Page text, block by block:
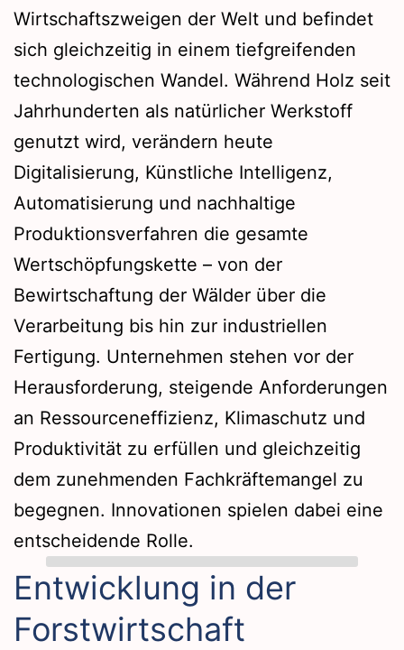
Wirtschaftszweigen der Welt und befindet
sich gleichzeitig in einem tiefgreifenden
technologischen Wandel. Während Holz seit
Jahrhunderten als natürlicher Werkstoff
genutzt wird, verändern heute
Digitalisierung, Künstliche Intelligenz,
Automatisierung und nachhaltige
Produktionsverfahren die gesamte
Wertschöpfungskette – von der
Bewirtschaftung der Wälder über die
Verarbeitung bis hin zur industriellen
Fertigung. Unternehmen stehen vor der
Herausforderung, steigende Anforderungen
an Ressourceneffizienz, Klimaschutz und
Produktivität zu erfüllen und gleichzeitig
dem zunehmenden Fachkräftemangel zu
begegnen. Innovationen spielen dabei eine
entscheidende Rolle.
Entwicklung in der
Forstwirtschaft